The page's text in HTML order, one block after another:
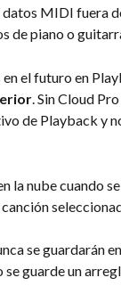
datos MIDI fuera
de piano o
el futuro en
. Sin Cloud Pro
de Playback y
la nube cuando
se guardarán
guarde un